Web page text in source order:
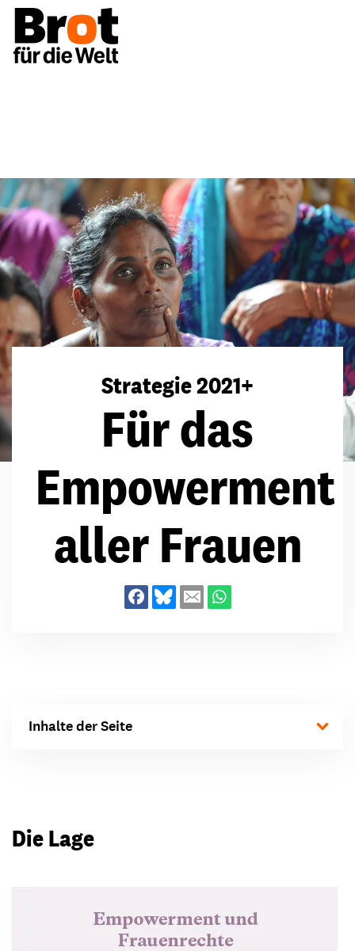
Strategie 2021+
Für das
Empowerment
aller Frauen
Inhalte der Seite
Die Lage